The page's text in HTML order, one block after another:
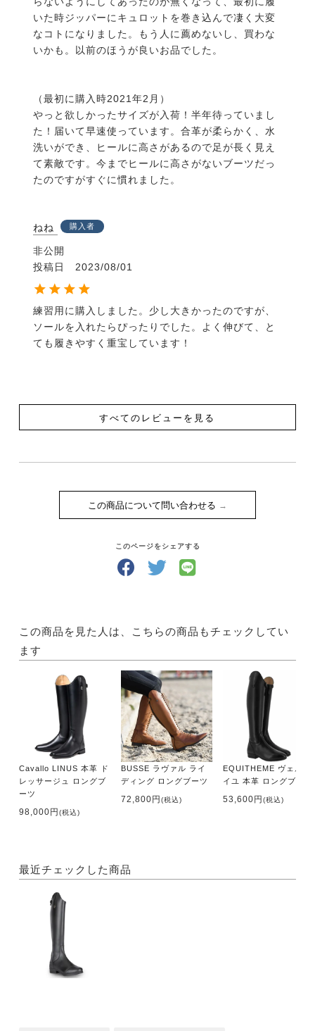
いた時ジッパーにキュロットを巻き込んで凄く大変
なコトになりました。もう人に薦めないし、買わな
いかも。以前のほうが良いお品でした。
（最初に購入時2021年2月）
やっと欲しかったサイズが入荷！半年待っていまし
た！届いて早速使っています。合革が柔らかく、水
洗いができ、ヒールに高さがあるので足が長く見え
て素敵です。今までヒールに高さがないブーツだっ
たのですがすぐに慣れました。
ねね 購入者
非公開
投稿日
2023/08/01
練習用に購入しました。少し大きかったのですが、
ソールを入れたらぴったりでした。よく伸びて、と
ても履きやすく重宝しています！
すべてのレビューを見る
この商品について問い合わせる
このページをシェアする
この商品を見た人は、こちらの商品もチェックしてい
ます
Cavallo LINUS 本革 ド
レッサージュ ロングブ
ーツ
98,000円(税込)
BUSSE ラヴァル ライ
ディング ロングブーツ
72,800円(税込)
EQUITHEME ヴェルサ
イユ 本革 ロングブーツ
53,600円(税込)
最近チェックした商品